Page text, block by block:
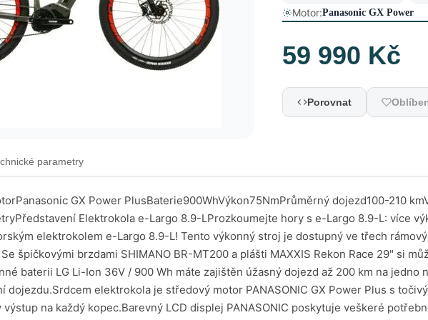
Motor:Panasonic GX Power
59 990 Kč
Porovnat
parametry
v elektrokole, tak si ji na dobití z kola vyndat.xVzduchová vidliceVzduchová vidlice Vám poskytuje maximální možné pohodlí i při jízdě v terénu.Barevné varianty Stříbrná/oranžová ŠedáVideopředstavení Elektrokola e-Largo 8.9-LFotogalerie Elektrokola e-Largo 8.9-L Elektropohon Motor PanasonicMotor Panasonic Power Plus patří k tomu nejlepšímu ve své třídě. V přímém porovnání s motory Bafang dosahuje lepších provozních hodnot. O motoru Display PanasonicKompaktní a velmi přehledný displej Panasonic vám poskytne všechny funkce a informace, které k jízdě na elektrokole potřebujete. Výhodou je i menu v češtině. Vše o displeji Značková baterieU tohoto modelu najdete kvalitní značkovou baterii. Navíc si můžete vybrat z více kapacit baterie, podle vašeho požadavku na dojezd elektrokola. 900Wh Display PanasonicNový Bluetooth® barevný displej, který poskytuje všechny údaje o jízdě, jako jsou aktuální rychlost, dojezd, průměrná rychlost, kadence a mnohé další.Navíc, nový displej je možné spárovat s vaším mobilním zařízením a aplikacemi Kamoot/Wahoo a vytvořit tak integrovaný navigační systém pro e-kolo, který vám ukáže cestu v horském terénu i na silnici, nebo rozšíří možnosti vkládání údajů o kadenci v záznamech jízdy v aplikaci STRAVA díky snímačům v motoru. Kromě toho můžete své mobilní zařízení nabíjet přímo přes micro USB port displeje!Zobrazení displejeNabití baterieDojezdKadenceNavigaceAktuální rychlostDenní nájezdCelkový nájezdPrůměrnou rychlostMaximální rychlostHlavníkomponenty Měnič 1x 12 převodůTechnologie Eagle™ přináší hladké a přesnější řazení s výjimečnou spolehlivostí. Technologie Eagle™ je revolucí v MTB, protože cyklistům nabízí jednopřevodníkový pohon, který je navržený přesně dle potřeby – nízká hmotnost, odolnost, intuitivní ovládání a rozsah převodů pro jízdu ve všech terénech. Eagle™. SX Eagle™ je tady, aby umožnil snadnější přístup k výhodám systému Eagle™ pro mnohem více cyklistů než kdykoli předtím. Vzduchová vidliceVzduchem tlumená vidlice ROCKSHOX FS Judy Silver TK Solo Air 27,5" se zdvihem 100 mm je skvěle přizpůsobivá váze cyklisty.Stačí jednoduše upravit tlak vzduchu ve vidlici a e-bike plně přizpůsobit vaší váze a stylu jízdy. Dobře nastavená vidlice pak skvěle tlumí nárazy při jízdě v terénu, zatímco na rovném povrchu zbytečně „nepropružuje.“ Pružení je možné uzamknout pomocí uzavírání z korunky vidlice. USB konektorMusíme zdůraznit praktickou výhodu v podobě aktivního USB portu, díky kterému můžete přes displej nabíjet z centrální baterie některé z vašich zařízení - typicky telefon, přední světlo, atd. Reálný dojezdPro získání lepší představy o rozpětí dojezdových vzdáleností přikládáme jednoduchou tabulku, ve které se můžete podívat na reálné dojezdy jednotlivých baterií, které máme osobně vyzkoušené. Oblíbené příslušenstvíNechte se inspirovat a podívejte se na doporučené příslušenství, které zákazníci nejčastěji k tomuto kolu pořizují. ProhlédnoutMáme vždy něco navíc Mohlo by se vám hodit Tech. parametry podívejte se na kompletní specifikaci tohoto modelu víceKatalog Crussis prohlédněte si kompletní nabídku tohoto výrobce víceNávod než si kolo koupíte, můžete si prolistovat návod v češtiněvíceKam na tomto modelu vyrazit?Krosová elektrokolaSportovnější varianta trekového elektrokola, která má širší pláště a větší počet převodů. Díky tomu se skvěle hodí pro jízdu v lehčím terénu, ale pohodlně se na něm svezete i ve městě, do práce nebo na cyklostezce.Český výrobce CRUSSISFirma Crussis, jež vyrábí elektrokola, vstupuje do druhé dekády své existence. S novými motory a v nových prostorech. Zázemí a management ale stále zůstává pod taktovkou Petra Výkruty a jeho rodinných příslušníků. Povídali jsme si s celou jeho rodinou, která se na vzniku elektrokol Crussis podílí výraznou měrou. Pojďte se s námi podívat do zákulisí výroby. Celý rozhovor TEST motoru PanasonicPo delší době se na trhu objevil nový typ motoru, který na sebe strhl hned poměrně velkou pozornost. Nebyli bychom to my, kdybychom nechtěli tuto novinku ihned detailněji vyzkoušet a otestovat. Papírové parametry tohoto motoru vypadají velmi dobře - maximální kroutící moment 95 Nm a váha pod 3 kilogramy! Díky svému kroutícímu momentu patří Panasonic mezi to nejsilnější, co můžeme na trhu najít, i přes svůj značný výkon je motor překvapivě lehký a kompaktní. Parametry jsou jedna věc, ale jak obstojí motor v reálném provozu a přímém porovnání s nejbližšími konkurenty? Pojďme se na to společně podívat!Podívat se na TEST Oblíbené příslušenstvíNechte se inspirovat a podívejte se na doporučené příslušenství, které zákazníci nejčastěji k tomuto kolu pořizují. ProhlédnoutMotorPanasonic Power PlusZažijte nový rozměr dobrodružství na elektrokole s motorem PANASONIC GX Power Plus! S točivým momentem 75 Nm a extrémně lehkou hmotností 3,2 kg je tento motor ideální pro sportovní jízdu po horách i náročné trekové výlety. Bez ohledu na to, jestli se proplétáte lesními stezkami nebo štěrkovými cestami, PANASONIC GX Power Plus vám poskytne excelentní výkon a podporu na jakémkoliv povrchu. Vdechněte svému elektrokolu život s touto špičkovou technologií! Vše o motrou Panasonic Výkon75NmVáha3,2 kgMax. přípomoc600W Porovnání výkonu motorů 40-60 Nmrekreační využití lehký terén 60-80 Nmdostatek výkonu i pro prudké kopce a těžký terén80-100 Nmextrémní síla, které si hravě poradí s jakýmikoliv terénem Více o motorech Jaký vybrat motor? Podrobné představení jednotlivých motorů u elektrokol. Podívejte se, který je pro vás nejlepší .. Válka středových motorů. Celý článek Zrychlení Vadí Vám rychlostní limit 25 km/h? Nebylo by příjemné, aby Vaše elektrokolo jelo vyšší rychlostí? Provádíme odstranění mezovače rychlosti (25 km/h) Přikoupit zde Bateriesrdce elektrokolaBaterie je společně s motorem nejdůležitějším